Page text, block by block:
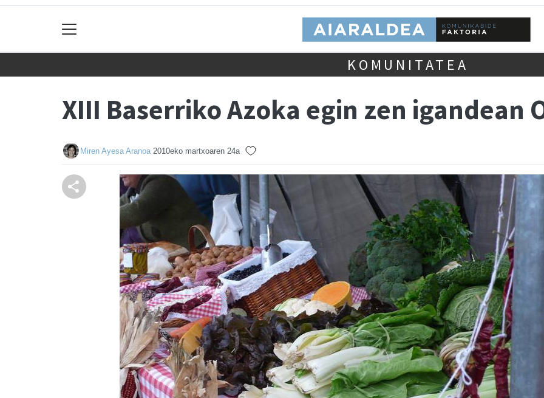
KOMUNITATEA
XIII Baserriko Azoka egin zen igandean
Miren Ayesa Aranoa 2010eko martxoaren 24a